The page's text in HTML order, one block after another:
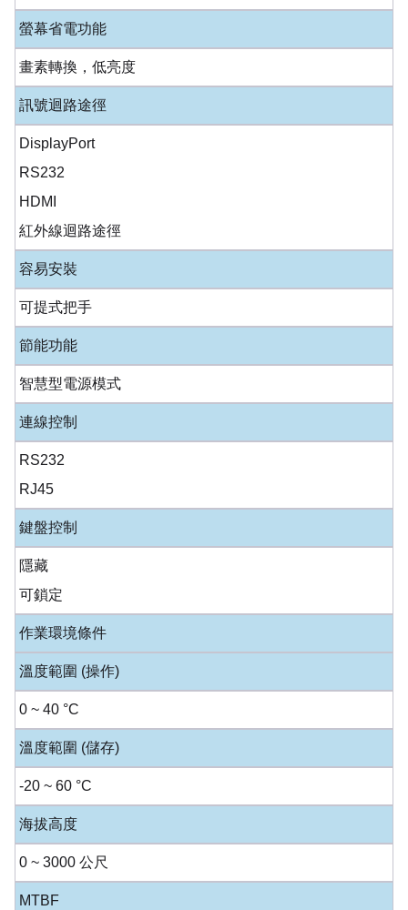
螢幕省電功能
畫素轉換，低亮度
訊號迴路途徑
DisplayPort
RS232
HDMI
紅外線迴路途徑
容易安裝
可提式把手
節能功能
智慧型電源模式
連線控制
RS232
RJ45
鍵盤控制
隱藏
可鎖定
作業環境條件
溫度範圍 (操作)
0 ~ 40 °C
溫度範圍 (儲存)
-20 ~ 60 °C
海拔高度
0 ~ 3000 公尺
MTBF